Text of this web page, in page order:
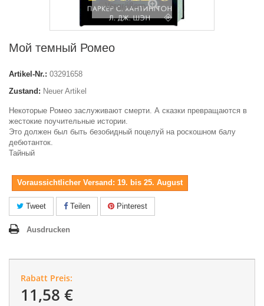
Vergrößern
Мой темный Ромео
Artikel-Nr.: 03291658
Zustand: Neuer Artikel
Некоторые Ромео заслуживают смерти. А сказки превращаются в
жестокие поучительные истории.
Это должен был быть безобидный поцелуй на роскошном балу
дебютанток.
Тайный
Voraussichtlicher Versand: 19. bis 25. August
Tweet Teilen Pinterest
Ausdrucken
Rabatt Preis:
11,58 €